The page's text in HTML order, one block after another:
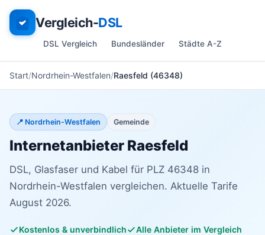
Vergleich-DSL
DSL Vergleich Bundesländer Städte A-Z
Start Nordrhein-Westfalen Raesfeld (46348)
📍 Nordrhein-Westfalen Gemeinde
Internetanbieter Raesfeld
DSL, Glasfaser und Kabel für PLZ 46348 in
Nordrhein-Westfalen vergleichen. Aktuelle Tarife
August 2026.
Kostenlos & unverbindlich
Alle Anbieter im Vergleich